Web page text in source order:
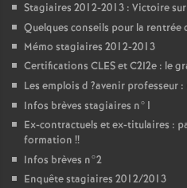
Stagiaires 2012-2013 : Victoire
Quelques conseils pour la rentrée
Mémo stagiaires 2012-2013
Certifications CLESet C2I2e : le
Les emplois d ?avenir professeur
Infos brèves stagiaires n°1
Ex-contractuels et ex-titulaires :
formation !!
Infos brèves n°2
Enquête stagiaires 2012/2013